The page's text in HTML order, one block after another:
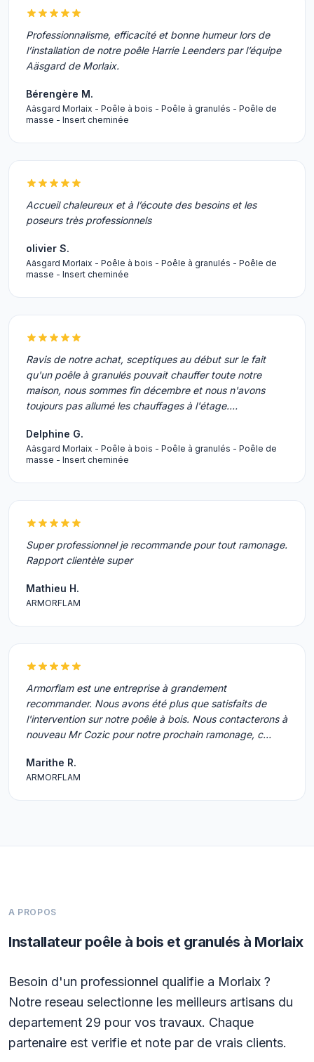
Professionnalisme, efficacité et bonne humeur lors de
l’installation de notre poêle Harrie Leenders par l’équipe
Aäsgard de Morlaix.
Bérengère M.
Aäsgard Morlaix - Poêle à bois - Poêle à granulés - Poêle de
masse - Insert cheminée
Accueil chaleureux et à l’écoute des besoins et les
poseurs très professionnels
olivier S.
Aäsgard Morlaix - Poêle à bois - Poêle à granulés - Poêle de
masse - Insert cheminée
Ravis de notre achat, sceptiques au début sur le fait
qu'un poêle à granulés pouvait chauffer toute notre
maison, nous sommes fin décembre et nous n'avons
toujours pas allumé les chauffages à l'étage.…
Delphine G.
Aäsgard Morlaix - Poêle à bois - Poêle à granulés - Poêle de
masse - Insert cheminée
Super professionnel je recommande pour tout ramonage.
Rapport clientèle super
Mathieu H.
ARMORFLAM
Armorflam est une entreprise à grandement
recommander. Nous avons été plus que satisfaits de
l'intervention sur notre poêle à bois. Nous contacterons à
nouveau Mr Cozic pour notre prochain ramonage, c…
Marithe R.
ARMORFLAM
A PROPOS
Installateur poêle à bois et granulés à Morlaix
Besoin d'un professionnel qualifie a Morlaix ?
Notre reseau selectionne les meilleurs artisans du
departement 29 pour vos travaux. Chaque
partenaire est verifie et note par de vrais clients.